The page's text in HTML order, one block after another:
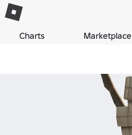
Charts Marketplace